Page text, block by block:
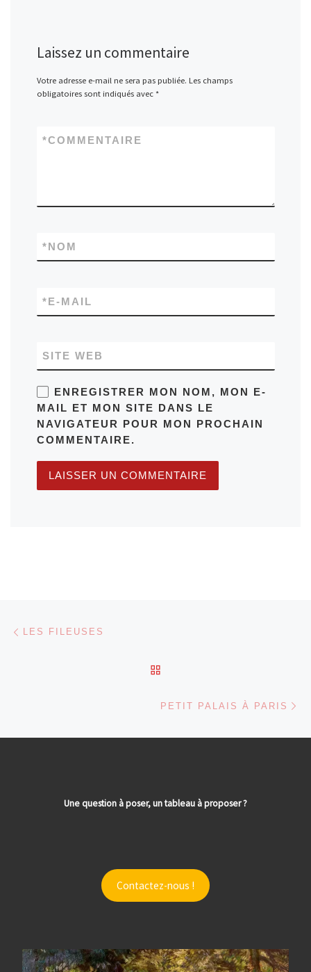
Laissez un commentaire
Votre adresse e-mail ne sera pas publiée. Les champs
obligatoires sont indiqués avec *
COMMENTAIRE
*
NOM
*
E-MAIL
*
SITE WEB
ENREGISTRER MON NOM, MON E-
MAIL ET MON SITE DANS LE
NAVIGATEUR POUR MON PROCHAIN
COMMENTAIRE.
Parcourir les articles
LES FILEUSES
PETIT PALAIS À PARIS
Une question à poser, un tableau à proposer ?
Contactez-nous !